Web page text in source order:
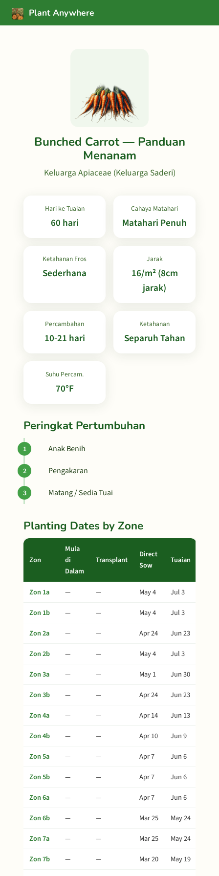
Plant Anywhere
Bunched Carrot — Panduan
Menanam
Keluarga Apiaceae (Keluarga Saderi)
Hari ke Tuaian
60 hari
Cahaya Matahari
Matahari Penuh
Ketahanan Fros
Sederhana
Jarak
16/m² (8cm
jarak)
Percambahan
10-21 hari
Ketahanan
Separuh Tahan
Suhu Percam.
70°F
Peringkat Pertumbuhan
Anak Benih
Pengakaran
Matang / Sedia Tuai
Planting Dates by Zone
Zon
Mula
di
Dalam
Transplant
Direct
Sow
Tuaian
Zon 1a — — May 4
Jul 3
Zon 1b
— — May 4
Jul 3
Zon 2a
— — Apr 24
Jun 23
Zon 2b
— — May 4
Jul 3
Zon 3a
— — May 1
Jun 30
Zon 3b
— — Apr 24
Jun 23
Zon 4a
— — Apr 14
Jun 13
Zon 4b
— — Apr 10
Jun 9
Zon 5a
— — Apr 7
Jun 6
Zon 5b
— — Apr 7
Jun 6
Zon 6a
— — Apr 7
Jun 6
Zon 6b
— — Mar 25
May 24
Zon 7a
— — Mar 25
May 24
Zon 7b
— — Mar 20
May 19